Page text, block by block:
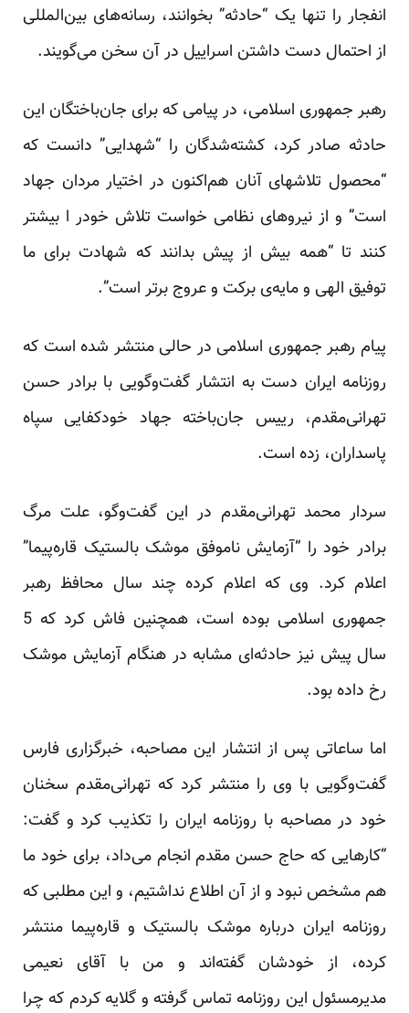
انفجار را تنها یک “حادثه” بخوانند، رسانه‌های بین‌المللی
از احتمال دست داشتن اسراییل در آن سخن می‌گویند.
رهبر جمهوری اسلامی، در پیامی که برای جان‌باختگان این
حادثه صادر کرد، کشته‌شدگان را “شهدایی” دانست که
“محصول تلاشهای آنان هم‌اکنون در اختیار مردان جهاد
است” و از نیروهای نظامی خواست تلاش خودر ا بیشتر
کنند تا “همه بیش از پیش بدانند که شهادت برای ما
توفیق الهی و مایه‌ی برکت و عروج برتر است”.
پیام رهبر جمهوری اسلامی در حالی منتشر شده است که
روزنامه ایران دست به انتشار گفت‌وگویی با برادر حسن
تهرانی‌مقدم، رییس جان‌باخته جهاد خودکفایی سپاه
پاسداران، زده است.
سردار محمد تهرانی‌مقدم در این گفت‌وگو، علت مرگ
برادر خود را “آزمایش ناموفق موشک بالستیک قاره‌پیما”
اعلام کرد. وی که اعلام کرده چند سال محافظ رهبر
جمهوری اسلامی بوده است، همچنین فاش کرد که 5
سال پیش نیز حادثه‌ای مشابه در هنگام آزمایش موشک
رخ داده بود.
اما ساعاتی پس از انتشار این مصاحبه، خبرگزاری فارس
گفت‌وگویی با وی را منتشر کرد که تهرانی‌مقدم سخنان
خود در مصاحبه با روزنامه ایران را تکذیب کرد و گفت:
“کارهایی که حاج حسن مقدم انجام می‌داد، برای خود ما
هم مشخص نبود و از آن اطلاع نداشتیم، و این مطلبی که
روزنامه ایران درباره موشک بالستیک و قاره‌پیما منتشر
کرده، از خودشان گفته‌اند و من با آقای نعیمی
مدیرمسئول این روزنامه تماس گرفته و گلایه کردم که چرا